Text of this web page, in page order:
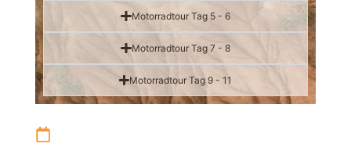
Motorradtour Tag 5 - 6
Motorradtour Tag 7 - 8
Motorradtour Tag 9 - 11